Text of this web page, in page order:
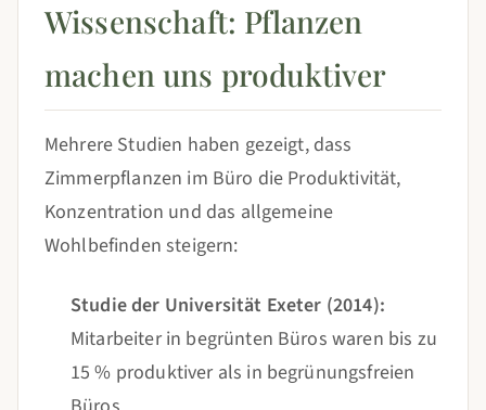
Wissenschaft: Pflanzen
machen uns produktiver
Mehrere Studien haben gezeigt, dass
Zimmerpflanzen im Büro die Produktivität,
Konzentration und das allgemeine
Wohlbefinden steigern:
Studie der Universität Exeter (2014):
Mitarbeiter in begrünten Büros waren bis zu
15 % produktiver als in begrünungsfreien